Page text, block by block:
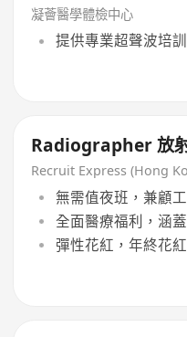
凝薈醫學體檢中心
提供專業超聲波培
Radiographer 放
Recruit Express (Hong
無需值夜班，兼顧
全面醫療福利，涵
彈性花紅，年終花